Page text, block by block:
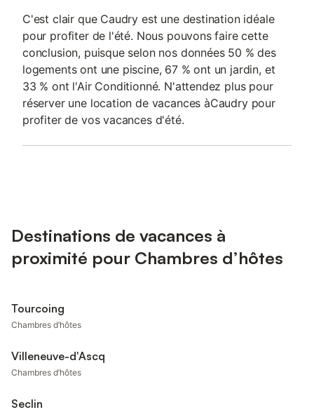
C'est clair que Caudry est une destination idéale
pour profiter de l'été. Nous pouvons faire cette
conclusion, puisque selon nos données 50 % des
logements ont une piscine, 67 % ont un jardin, et
33 % ont l'Air Conditionné. N'attendez plus pour
réserver une location de vacances àCaudry pour
profiter de vos vacances d'été.
Destinations de vacances à
proximité pour Chambres d’hôtes
Tourcoing
Chambres d’hôtes
Villeneuve-d'Ascq
Chambres d’hôtes
Seclin